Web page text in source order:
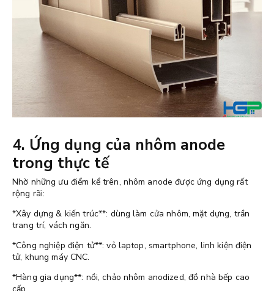
4. Ứng dụng của nhôm anode
trong thực tế
Nhờ những ưu điểm kể trên, nhôm anode được ứng dụng rất
rộng rãi:
*Xây dựng & kiến trúc**: dùng làm cửa nhôm, mặt dựng, trần
trang trí, vách ngăn.
*Công nghiệp điện tử**: vỏ laptop, smartphone, linh kiện điện
tử, khung máy CNC.
*Hàng gia dụng**: nồi, chảo nhôm anodized, đồ nhà bếp cao